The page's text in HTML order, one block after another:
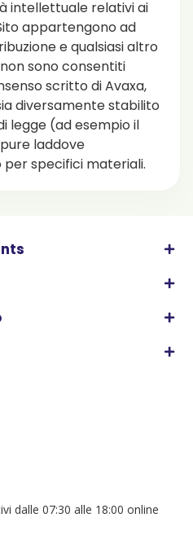
intellettuale relativi ai
appartengono ad
e qualsiasi altro
sono consentiti
scritto di Avaxa,
diversamente stabilito
legge (ad esempio il
laddove
specifici materiali.
dalle 07:30 alle 18:00 online